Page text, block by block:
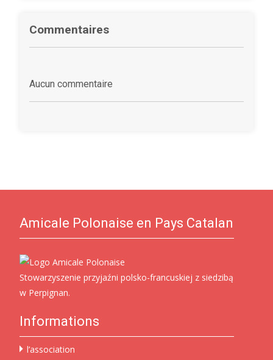
Commentaires
Aucun commentaire
Amicale Polonaise en Pays Catalan
Stowarzyszenie przyjaźni polsko-francuskiej z siedzibą
w Perpignan.
Informations
l’association